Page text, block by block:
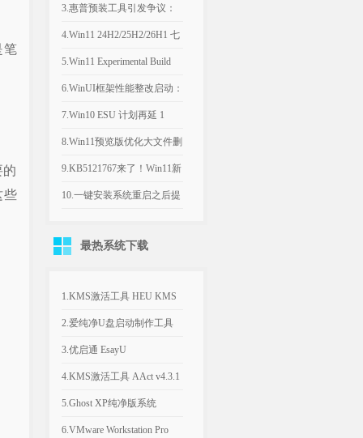
笔
些
8GB设备运行体验
Win11，深色属性界面仅是
开端
3.惠普预装工具引发争议：
Win11电脑反复推送弹窗，
引导设置Bing为默认搜索引
擎
4.Win11 24H2/25H2/26H1 七
月可选更新：文件管理器优
化文件大小单位
5.Win11 Experimental Build
29634.1000：新增语音访问
人声隔离
6.WinUI框架性能整改启动：
微软承认Win11内置应用内
存过高，底层优化前置
7.Win10 ESU 计划再延 1
年，支持期限至 2027年 10月
8.Win11预览版优化大文件删
除流程，告别“正在计算”弹
窗
9.KB5121767来了！Win11新
补丁修复部分戴尔电脑意外
10.一键安装系统重启之后提
最热系统下载
1.KMS激活工具 HEU KMS
Activator v64.0.0
2.爱纯净U盘启动制作工具
v2025.1003
3.优启通 EsayU
v3.7.2025.0326 无广告纯净版
4.KMS激活工具 AAct v4.3.1
汉化便携版
5.Ghost XP纯净版系统
2020.06 经典稳定版
6.VMware Workstation Pro